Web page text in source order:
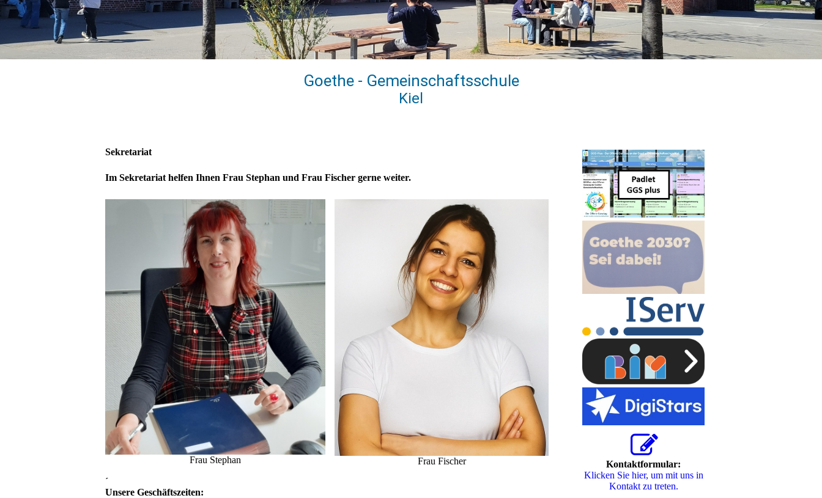
Goethe - Gemeinschaftsschule
Kiel
Sekretariat
Im Sekretariat helfen Ihnen Frau Stephan und Frau Fischer gerne weiter.
Frau Stephan
Frau Fischer
´
Unsere Geschäftszeiten:
Kontaktformular:
Klicken Sie hier, um mit uns in
Kontakt zu treten.